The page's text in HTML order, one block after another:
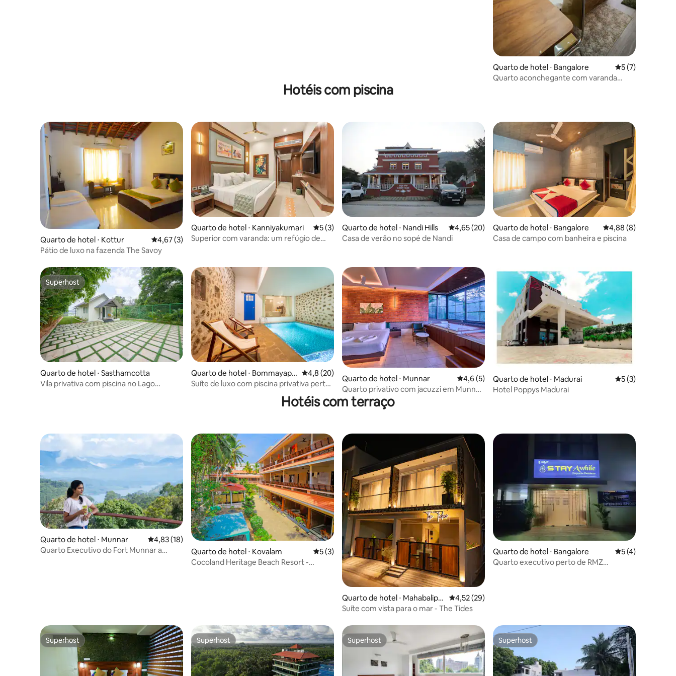
Quarto de hotel ⋅ Bangalore 5 de uma
5 (7)
Quarto aconchegante com varanda
Hotéis com piscina
Quarto de hotel ⋅ Kottur 4,67 de uma avaliação média de 5, 3 avaliações
4,67 (3)
Pátio de luxo na fazenda The Savoy
Quarto de hotel ⋅ Kanniyakumari 5 de uma avaliação média de 5, 3 avaliações
5 (3)
Superior com varanda: um refúgio de
Quarto de hotel ⋅ Nandi Hills 4,65 de uma avaliação média de 5, 20 avaliações
4,65 (20)
Casa de verão no sopé de Nandi
Quarto de hotel ⋅ Bangalore 4,88 de uma
4,88 (8)
Casa de campo com banheira e piscina
Superhost
Superhost
Quarto de hotel ⋅ Sasthamcotta
Vila privativa com piscina no Lago
Quarto de hotel ⋅ Bommayapal
ayam
4,8 de uma avaliação média de 5, 20 avaliações
4,8 (20)
Suíte de luxo com piscina privativa perto
Quarto de hotel ⋅ Munnar 4,6 de uma avaliação média de 5, 5 avaliações
4,6 (5)
Quarto privativo com jacuzzi em Munnar
e vista para a plantação
Quarto de hotel ⋅ Madurai 5 de uma
5 (3)
Hotel Poppys Madurai
Hotéis com terraço
Quarto de hotel ⋅ Munnar 4,83 de uma avaliação média de 5, 18 avaliações
4,83 (18)
Quarto Executivo do Fort Munnar a
Quarto de hotel ⋅ Kovalam 5 de uma avaliação média de 5, 3 avaliações
5 (3)
Cocoland Heritage Beach Resort -
Quarto de hotel ⋅ Mahabalipu
ram
4,52 de uma avaliação média de 5, 29 avaliações
4,52 (29)
Suíte com vista para o mar - The Tides
Quarto de hotel ⋅ Bangalore 5 de uma
5 (4)
Quarto executivo perto de RMZ
Superhost
Superhost Superhost
Superhost Superhost
Superhost Superhost
Superhost